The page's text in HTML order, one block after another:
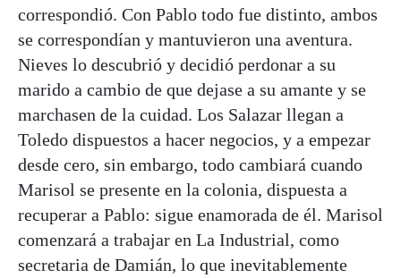
correspondió. Con Pablo todo fue distinto, ambos
se correspondían y mantuvieron una aventura.
Nieves lo descubrió y decidió perdonar a su
marido a cambio de que dejase a su amante y se
marchasen de la cuidad. Los Salazar llegan a
Toledo dispuestos a hacer negocios, y a empezar
desde cero, sin embargo, todo cambiará cuando
Marisol se presente en la colonia, dispuesta a
recuperar a Pablo: sigue enamorada de él. Marisol
comenzará a trabajar en La Industrial, como
secretaria de Damián, lo que inevitablemente